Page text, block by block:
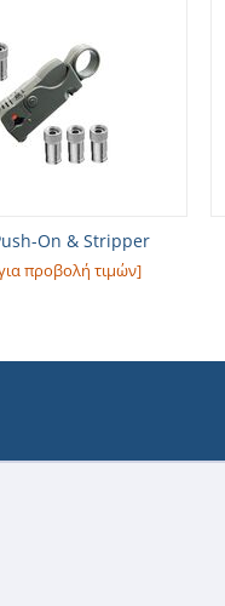
On & Stripper
προβολή τιμών]